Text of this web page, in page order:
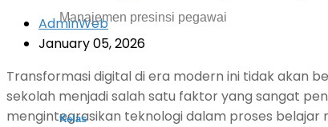
Manajemen presinsi pegawai
Kelas
AdminWeb
January 05, 2026
Transformasi digital di era modern ini tidak akan
sekolah menjadi salah satu faktor yang sangat
mengintegrasikan teknologi dalam proses